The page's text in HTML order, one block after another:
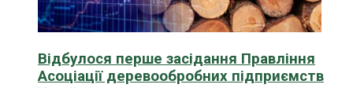
Відбулося перше засідання Правління
Асоціації деревообробних підприємств